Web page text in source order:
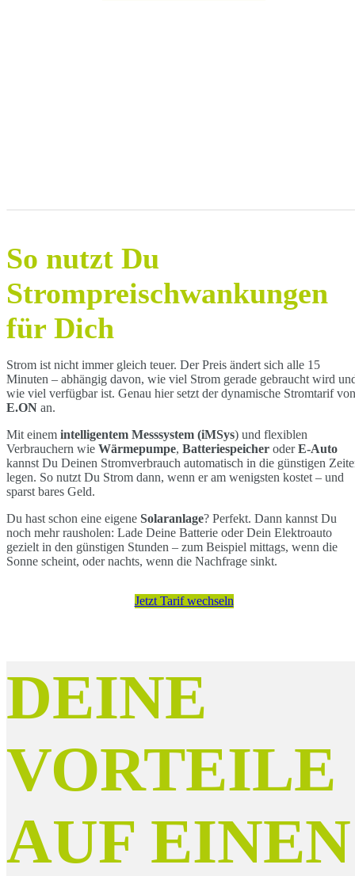
So nutzt Du
Strompreischwankungen
für Dich
Strom ist nicht immer gleich teuer. Der Preis ändert sich alle 15
Minuten – abhängig davon, wie viel Strom gerade gebraucht wird
wie viel verfügbar ist. Genau hier setzt der dynamische Stromtarif von
E.ON an.
Mit einem intelligentem Messsystem (iMSys) und flexiblen
Verbrauchern wie Wärmepumpe, Batteriespeicher oderE-Auto
kannst Du Deinen Stromverbrauch automatisch in die günstigen
legen. So nutzt Du Strom dann, wenn er am wenigsten kostet – und
sparst bares Geld.
Du hast schon eine eigene Solaranlage? Perfekt. Dann kannst Du
noch mehr rausholen: Lade Deine Batterie oder Dein Elektroauto
gezielt in den günstigen Stunden – zum Beispiel mittags, wenn die
Sonne scheint, oder nachts, wenn die Nachfrage sinkt.
Jetzt Tarif wechseln
DEINE
VORTEILE
AUF EINEN